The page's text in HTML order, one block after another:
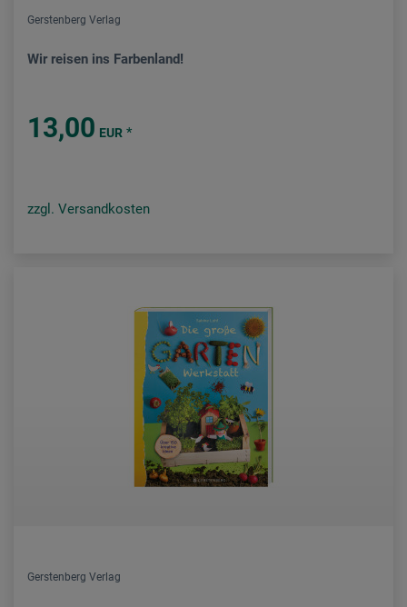
Gerstenberg Verlag
Wir reisen ins Farbenland!
13,00 EUR *
zzgl. Versandkosten
Gerstenberg Verlag